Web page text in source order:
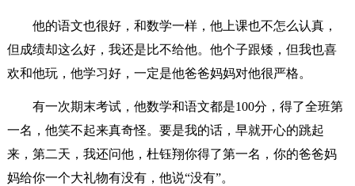
他的语文也很好，和数学一样，他上课也不怎么认真，
但成绩却这么好，我还是比不给他。他个子跟矮，但我也喜
欢和他玩，他学习好，一定是他爸爸妈妈对他很严格。
有一次期末考试，他数学和语文都是100分，得了全班第
一名，他笑不起来真奇怪。要是我的话，早就开心的跳起
来，第二天，我还问他，杜钰翔你得了第一名，你的爸爸妈
妈给你一个大礼物有没有，他说“没有”。